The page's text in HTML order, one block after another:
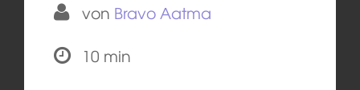
von Bravo Aatma
10 min